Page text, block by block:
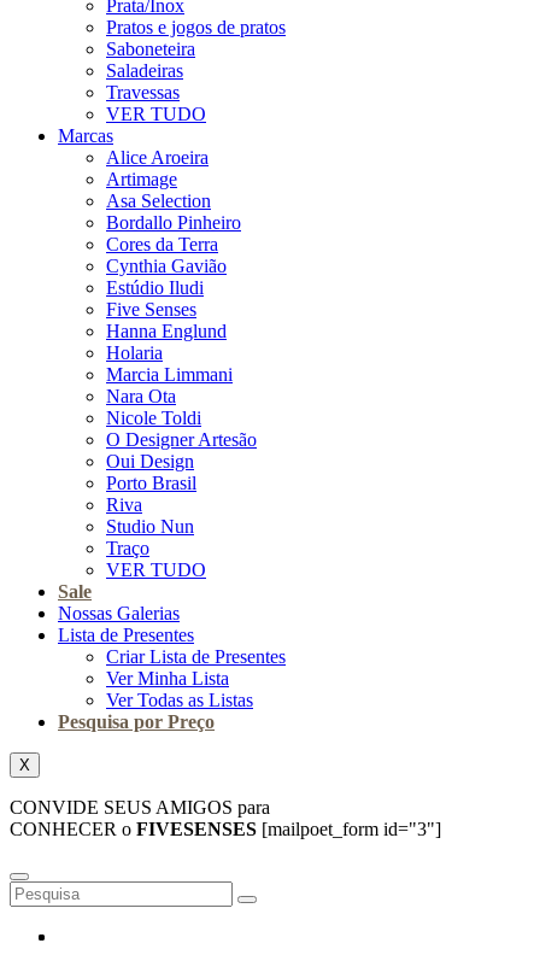
Prata/Inox
Pratos e jogos de pratos
Saboneteira
Saladeiras
Travessas
VER TUDO
Marcas
Alice Aroeira
Artimage
Asa Selection
Bordallo Pinheiro
Cores da Terra
Cynthia Gavião
Estúdio Iludi
Five Senses
Hanna Englund
Holaria
Marcia Limmani
Nara Ota
Nicole Toldi
O Designer Artesão
Oui Design
Porto Brasil
Riva
Studio Nun
Traço
VER TUDO
Sale
Nossas Galerias
Lista de Presentes
Criar Lista de Presentes
Ver Minha Lista
Ver Todas as Listas
Pesquisa por Preço
X
CONVIDE SEUS AMIGOS para
CONHECER o FIVESENSES [mailpoet_form id="3"]